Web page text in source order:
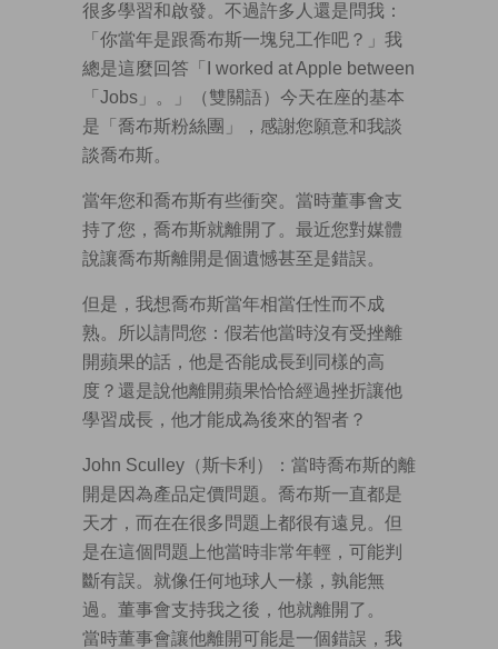
很多學習和啟發。不過許多人還是問我：
「你當年是跟喬布斯一塊兒工作吧？」我
總是這麼回答「I worked at Apple between
「Jobs」。」（雙關語）今天在座的基本
是「喬布斯粉絲團」，感謝您願意和我談
談喬布斯。
當年您和喬布斯有些衝突。當時董事會支
持了您，喬布斯就離開了。最近您對媒體
說讓喬布斯離開是個遺憾甚至是錯誤。
但是，我想喬布斯當年相當任性而不成
熟。所以請問您：假若他當時沒有受挫離
開蘋果的話，他是否能成長到同樣的高
度？還是說他離開蘋果恰恰經過挫折讓他
學習成長，他才能成為後來的智者？
John Sculley（斯卡利）：當時喬布斯的離
開是因為產品定價問題。喬布斯一直都是
天才，而在在很多問題上都很有遠見。但
是在這個問題上他當時非常年輕，可能判
斷有誤。就像任何地球人一樣，孰能無
過。董事會支持我之後，他就離開了。
當時董事會讓他離開可能是一個錯誤，我